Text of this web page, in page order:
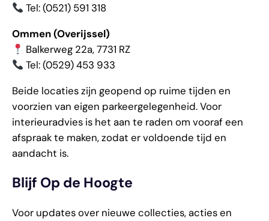
Tel: (0521) 591 318
Ommen (Overijssel)
Balkerweg 22a, 7731 RZ
Tel: (0529) 453 933
Beide locaties zijn geopend op ruime tijden en
voorzien van eigen parkeergelegenheid. Voor
interieuradvies is het aan te raden om vooraf een
afspraak te maken, zodat er voldoende tijd en
aandacht is.
Blijf Op de Hoogte
Voor updates over nieuwe collecties, acties en